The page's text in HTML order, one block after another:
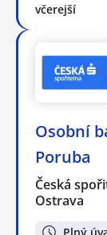
včerejší
Osobní
Poruba
Česká
Ostrava
Plný